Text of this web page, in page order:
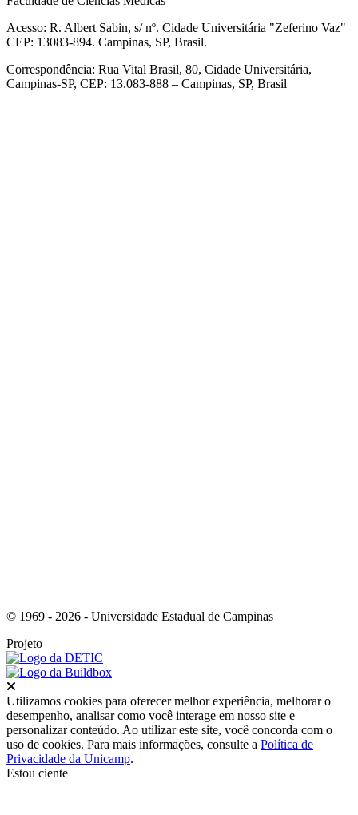
Acesso: R. Albert Sabin, s/ nº. Cidade Universitária "Zeferino Vaz"
CEP: 13083-894. Campinas, SP, Brasil.
Correspondência: Rua Vital Brasil, 80, Cidade Universitária,
Campinas-SP, CEP: 13.083-888 – Campinas, SP, Brasil
© 1969 - 2026 - Universidade Estadual de Campinas
Projeto
Utilizamos cookies para oferecer melhor experiência, melhorar o
desempenho, analisar como você interage em nosso site e
personalizar conteúdo. Ao utilizar este site, você concorda com o
uso de cookies. Para mais informações, consulte a Política de
Privacidade da Unicamp.
Estou ciente